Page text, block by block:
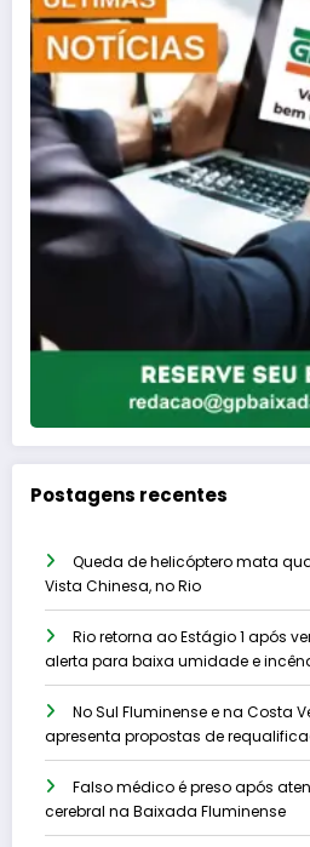
Postagens recentes
Queda de helicóptero mata
Vista Chinesa, no Rio
Rio retorna ao Estágio 1 após
alerta para baixa umidade e
No Sul Fluminense e na Costa
apresenta propostas de
Falso médico é preso após
cerebral na Baixada Fluminense